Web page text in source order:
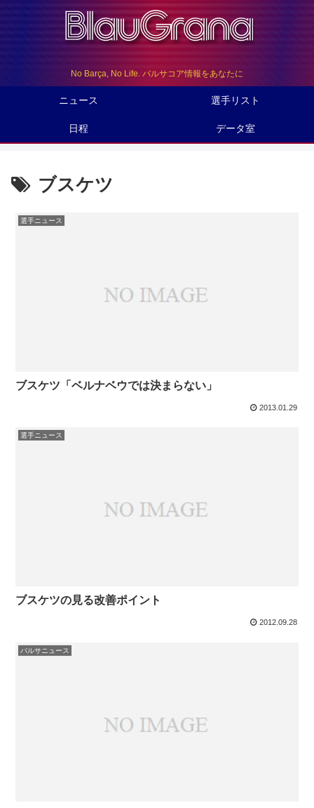
No Barça, No Life. バルサコア情報をあなたに
ニュース 選手リスト
日程 データ室
ブスケツ
選手ニュース
ブスケツ「ベルナベウでは決まらない」
2013.01.29
選手ニュース
ブスケツの見る改善ポイント
2012.09.28
バルサニュース